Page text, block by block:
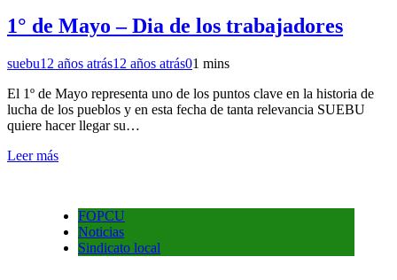
1° de Mayo – Dia de los trabajadores
suebu12 años atrás12 años atrás01 mins
El 1º de Mayo representa uno de los puntos clave en la historia de
lucha de los pueblos y en esta fecha de tanta relevancia SUEBU
quiere hacer llegar su…
Leer más
FOPCU
Noticias
Sindicato local